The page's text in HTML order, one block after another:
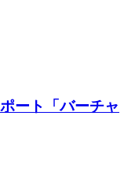
ート「バーチャ